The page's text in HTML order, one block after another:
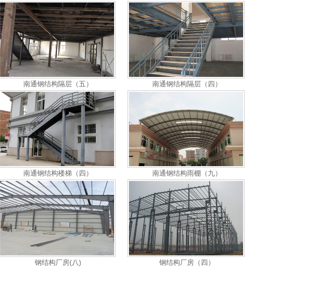
南通钢结构隔层（五） 南通钢结构隔层（四）
南通钢结构楼梯（四） 南通钢结构雨棚（九）
钢结构厂房(八) 钢结构厂房（四）
南通爱心房产有限公司选择南通东明钢结构
南通爱心房产有限公司选择南通东明钢结构工程有限公司